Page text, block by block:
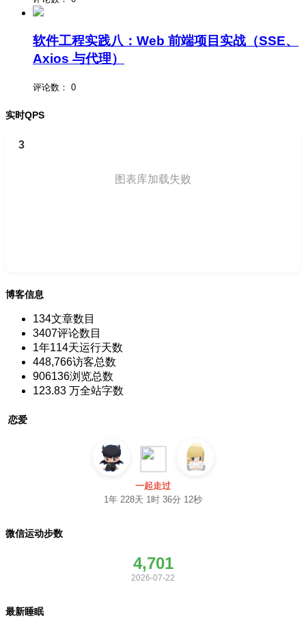
软件工程实践八：Web 前端项目实战（SSE、
Axios 与代理）
评论数： 0
实时QPS
3
图表库加载失败
博客信息
134文章数目
3407评论数目
1年114天运行天数
448,766访客总数
906136浏览总数
123.83 万全站字数
恋爱
一起走过
1年 228天 1时 36分 13秒
微信运动步数
4,701
2026-07-22
最新睡眠